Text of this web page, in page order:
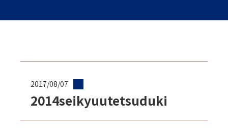
2017/08/07
2014seikyuutetsuduki